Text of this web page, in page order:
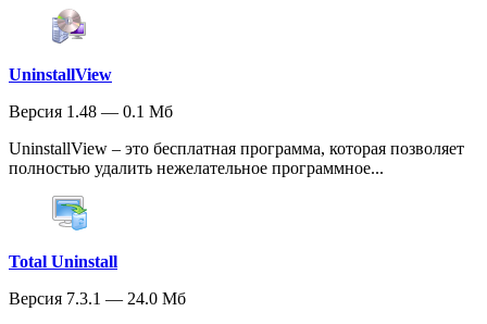
UninstallView
Версия 1.48 — 0.1 Мб
UninstallView – это бесплатная программа, которая позволяет
полностью удалить нежелательное программное...
Total Uninstall
Версия 7.3.1 — 24.0 Мб